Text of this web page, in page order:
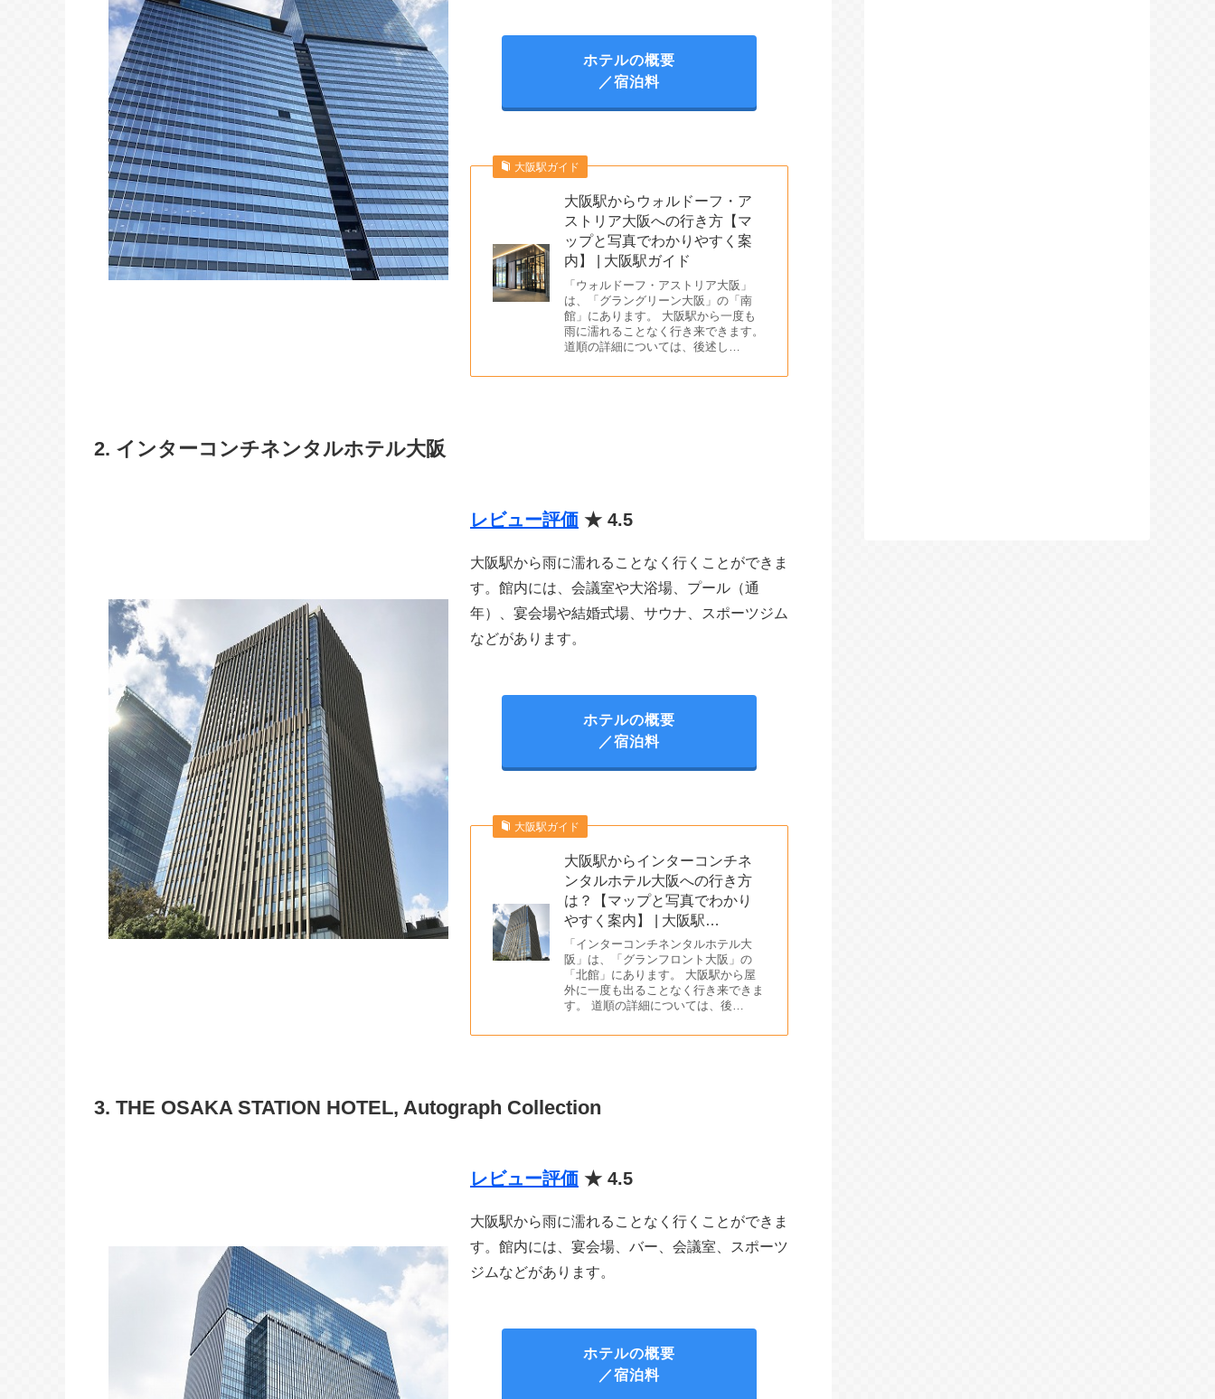
ホテルの概要
／宿泊料
大阪駅ガイド
大阪駅からウォルドーフ・ア
ストリア大阪への行き方【マ
ップと写真でわかりやすく案
内】 | 大阪駅ガイド
「ウォルドーフ・アストリア大阪」
は、「グラングリーン大阪」の「南
館」にあります。 大阪駅から一度も
雨に濡れることなく行き来できます。
道順の詳細については、後述し…
2. インターコンチネンタルホテル大阪
レビュー評価 ★ 4.5
大阪駅から雨に濡れることなく行くことができま
す。館内には、会議室や大浴場、プール（通
年）、宴会場や結婚式場、サウナ、スポーツジム
などがあります。
ホテルの概要
／宿泊料
大阪駅ガイド
大阪駅からインターコンチネ
ンタルホテル大阪への行き方
は？【マップと写真でわかり
やすく案内】 | 大阪駅…
「インターコンチネンタルホテル大
阪」は、「グランフロント大阪」の
「北館」にあります。 大阪駅から屋
外に一度も出ることなく行き来できま
す。 道順の詳細については、後…
3. THE OSAKA STATION HOTEL, Autograph Collection
レビュー評価 ★ 4.5
大阪駅から雨に濡れることなく行くことができま
す。館内には、宴会場、バー、会議室、スポーツ
ジムなどがあります。
ホテルの概要
／宿泊料